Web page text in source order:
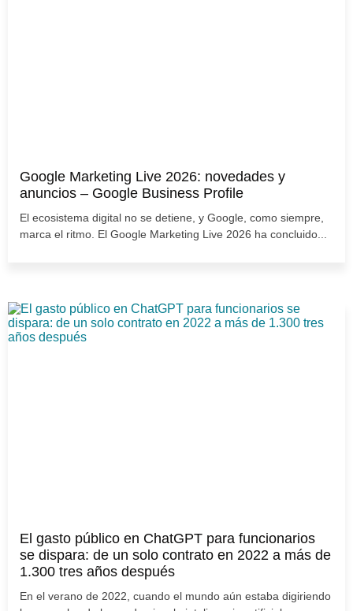
Google Marketing Live 2026: novedades y
anuncios – Google Business Profile
El ecosistema digital no se detiene, y Google, como siempre,
marca el ritmo. El Google Marketing Live 2026 ha concluido...
El gasto público en ChatGPT para funcionarios
se dispara: de un solo contrato en 2022 a más de
1.300 tres años después
En el verano de 2022, cuando el mundo aún estaba digiriendo